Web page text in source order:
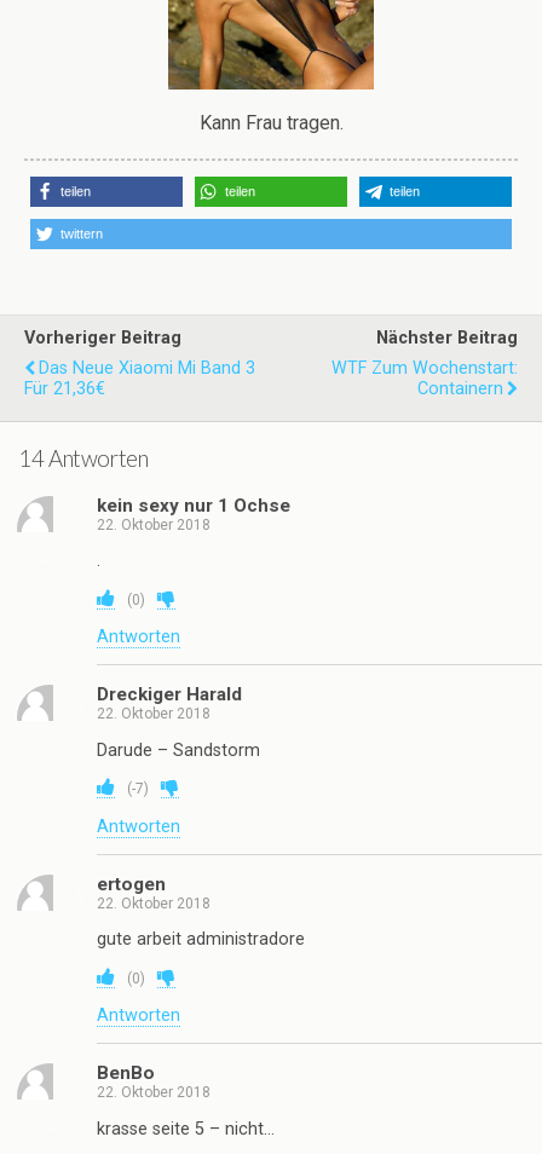
Kann Frau tragen.
teilen teilen teilen
twittern
Vorheriger Beitrag
Das Neue Xiaomi Mi Band 3
Für 21,36€
Nächster Beitrag
WTF Zum Wochenstart:
Containern
14 Antworten
kein sexy nur 1 Ochse
22. Oktober 2018
.
(0)
Antworten
Dreckiger Harald
22. Oktober 2018
Darude – Sandstorm
(-7)
Antworten
ertogen
22. Oktober 2018
gute arbeit administradore
(0)
Antworten
BenBo
22. Oktober 2018
krasse seite 5 – nicht…